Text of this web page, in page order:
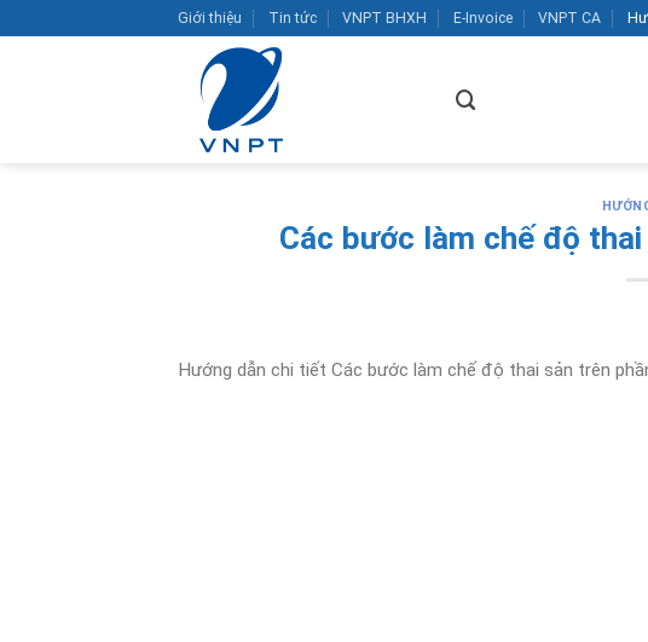
qua
Giới thiệu Tin tức VNPT BHXH E-Invoice VNPT CA
Các bước làm chế độ
Hướng dẫn chi tiết Các bước làm chế độ thai sản trên